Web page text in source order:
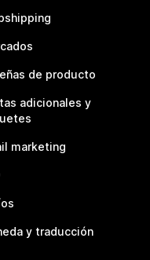
de producto
adicionales y
marketing
y traducción